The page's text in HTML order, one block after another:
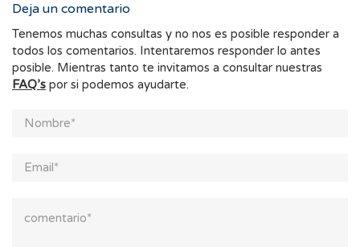
Deja un comentario
Tenemos muchas consultas y no nos es posible responder a
todos los comentarios. Intentaremos responder lo antes
posible. Mientras tanto te invitamos a consultar nuestras
FAQ’s por si podemos ayudarte.